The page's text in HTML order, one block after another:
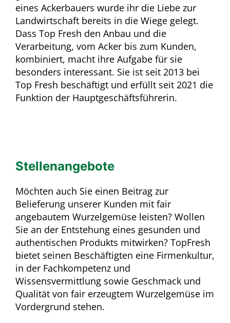
eines Ackerbauers wurde ihr die Liebe zur
Landwirtschaft bereits in die Wiege gelegt.
Dass Top Fresh den Anbau und die
Verarbeitung, vom Acker bis zum Kunden,
kombiniert, macht ihre Aufgabe für sie
besonders interessant. Sie ist seit 2013 bei
Top Fresh beschäftigt und erfüllt seit 2021 die
Funktion der Hauptgeschäftsführerin.
Stellenangebote
Möchten auch Sie einen Beitrag zur
Belieferung unserer Kunden mit fair
angebautem Wurzelgemüse leisten? Wollen
Sie an der Entstehung eines gesunden und
authentischen Produkts mitwirken? TopFresh
bietet seinen Beschäftigten eine Firmenkultur,
in der Fachkompetenz und
Wissensvermittlung sowie Geschmack und
Qualität von fair erzeugtem Wurzelgemüse im
Vordergrund stehen.